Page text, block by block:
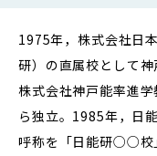
1975年，株式会社日
研）の直属校として
株式会社神戸能率進
ら独立。1985年，日
呼称を「日能研○○校